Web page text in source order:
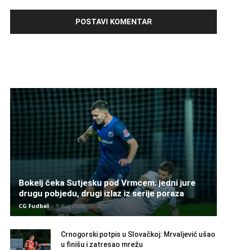
Bokelj čeka Sutjesku pod Vrmcem: jedni jure
drugu pobjedu, drugi izlaz iz serije poraza
CG Fudbal - 9 Aug 2026. 13:58
Crnogorski potpis u Slovačkoj: Mrvaljević ušao
u finišu i zatresao mrežu